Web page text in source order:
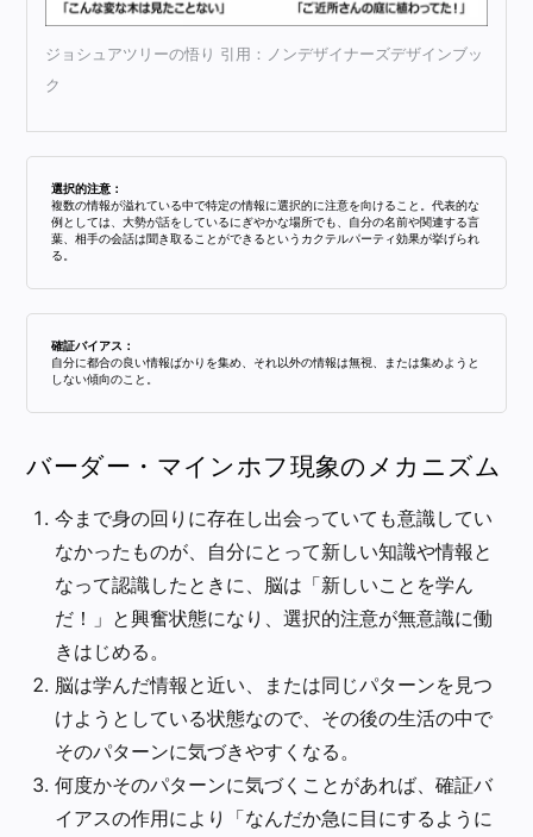
ジョシュアツリーの悟り 引用：ノンデザイナーズデザインブッ
ク
選択的注意：
複数の情報が溢れている中で特定の情報に選択的に注意を向けること。代表的な
例としては、大勢が話をしているにぎやかな場所でも、自分の名前や関連する言
葉、相手の会話は聞き取ることができるというカクテルパーティ効果が挙げられ
る。
確証バイアス：
自分に都合の良い情報ばかりを集め、それ以外の情報は無視、または集めようと
しない傾向のこと。
バーダー・マインホフ現象のメカニズム
今まで身の回りに存在し出会っていても意識してい
なかったものが、自分にとって新しい知識や情報と
なって認識したときに、脳は「新しいことを学ん
だ！」と興奮状態になり、選択的注意が無意識に働
きはじめる。
脳は学んだ情報と近い、または同じパターンを見つ
けようとしている状態なので、その後の生活の中で
そのパターンに気づきやすくなる。
何度かそのパターンに気づくことがあれば、確証バ
イアスの作用により「なんだか急に目にするように